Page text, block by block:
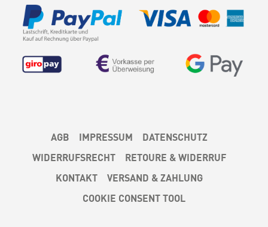
AGB IMPRESSUM
DATENSCHUTZ
WIDERRUFSRECHT
RETOURE & WIDERRUF
KONTAKT
VERSAND & ZAHLUNG
COOKIE CONSENT TOOL